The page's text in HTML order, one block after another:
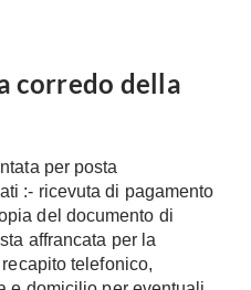
Gres
Moquette
Carta da parati
Pavimenti esterni
Fai da Te
corredo della
per posta
:- ricevuta di pagamento
del documento di
affrancata per la
telefonico,